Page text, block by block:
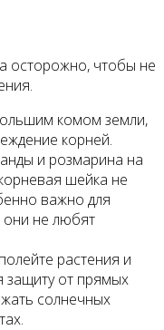
осторожно, чтобы не
комом земли,
корней.
и розмарина на
шейка не
важно для
они не любят
растения и
защиту от прямых
солнечных